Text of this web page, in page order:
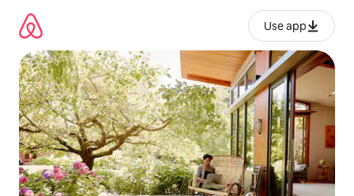
содржина
Use app